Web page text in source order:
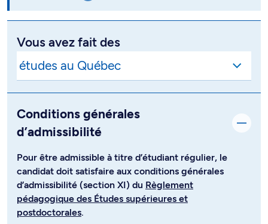
Vous avez fait des
Conditions générales
d’admissibilité
Pour être admissible à titre d’étudiant régulier, le
candidat doit satisfaire aux conditions générales
d’admissibilité (section XI) du Règlement
pédagogique des Études supérieures et
postdoctorales.